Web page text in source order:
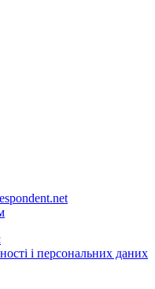
і персональних даних